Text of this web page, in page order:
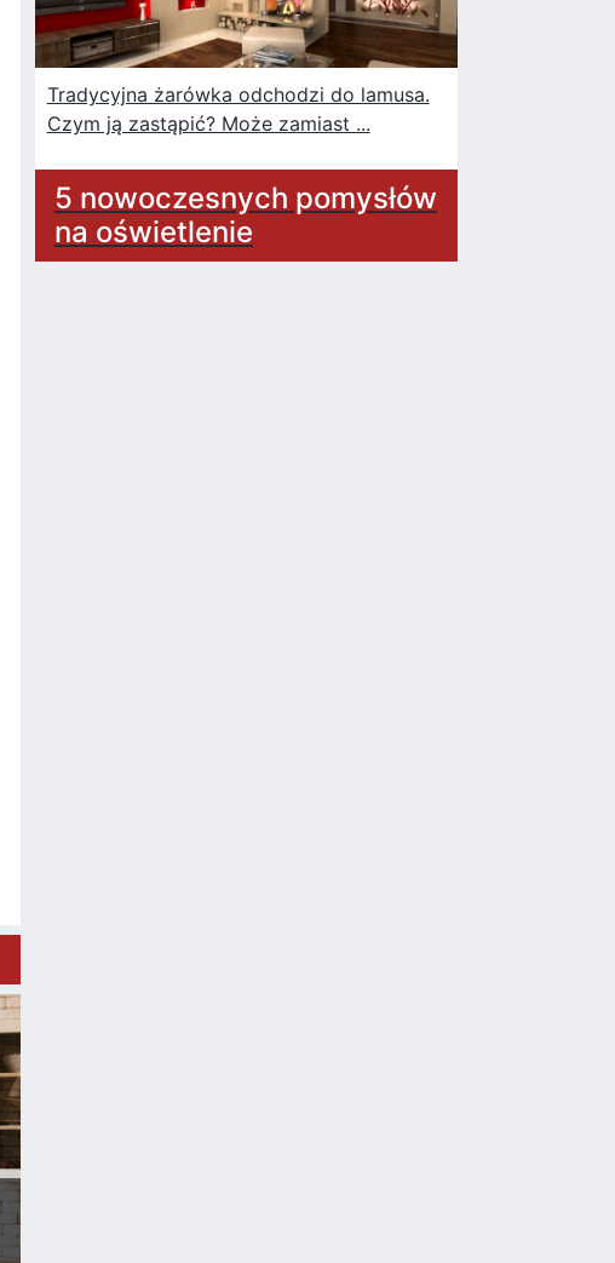
Tradycyjna żarówka odchodzi do lamusa.
Czym ją zastąpić? Może zamiast ...
5 nowoczesnych pomysłów
na oświetlenie